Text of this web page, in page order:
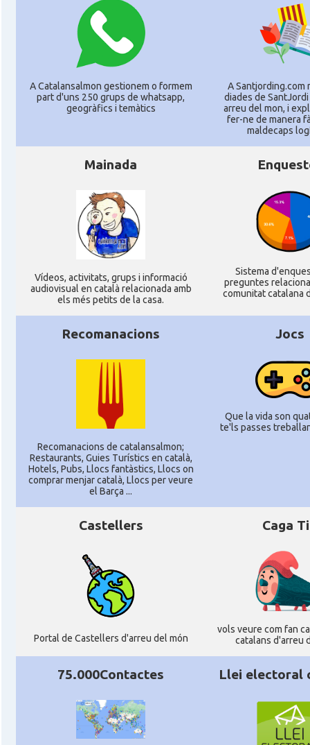
A Catalansalmon gestionem o formem
part d'uns 250 grups de whatsapp,
geogràfics i temàtics
A Santjording.com
diades de
arreu del mon, i
fer-ne de manera
maldecaps
Mainada
Ví­deos, activitats, grups i informació
audiovisual en català relacionada amb
els més petits de la casa.
Sistema
preguntes
comunitat catalana
Recomanacions
Recomanacions de catalansalmon;
Restaurants, Guies Turístics en català,
Hotels, Pubs, Llocs fantàstics, Llocs on
comprar menjar català, Llocs per veure
el Barça ...
Jocs
Que la vida son
te'ls passes
Castellers
Portal de Castellers d'arreu del món
Caga
vols veure com fan
catalans d'arreu
75.000Contactes Llei electoral